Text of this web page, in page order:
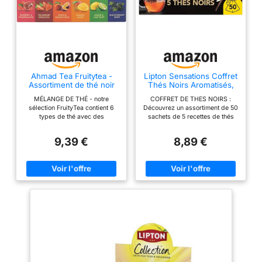
Ahmad Tea Fruitytea -
Assortiment de thé noir
et vert - 6 variétés
MÉLANGE DE THÉ - notre
sélection FruityTea contient 6
types de thé avec des
Strawberry Sensation,
Lime Twist, Peach &
Passionfruit (thé noir) et
Raspberry & Pomegranate (thé
9,39 €
Lipton Sensations Coffret
Thés Noirs Aromatisés,
COFFRET DE THES NOIRS :
Découvrez un assortiment de 50
sachets de 5 recettes de thés
parfaite harmonie de parfums et
sens. UN MOMENT DE PLAISIR
: Laissez-vous tenter par les
notes aromatiques fruitées et
feuilles de the noir de grande
qualité, certifiées Rainforest
Alliance, cette recette est 100%
ingrédients d'origine naturelle !
CONSEILS DE PRÉPARATION :
8,89 €